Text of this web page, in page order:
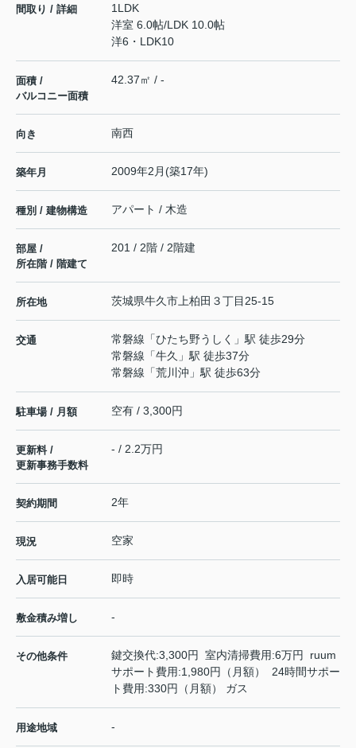
間取り / 詳細
1LDK
洋室 6.0帖/LDK 10.0帖
洋6・LDK10
面積 /
バルコニー面積
42.37㎡ / -
向き 南西
築年月 2009年2月(築17年)
種別 / 建物構造 アパート / 木造
部屋 /
所在階 / 階建て
201 / 2階 / 2階建
所在地 茨城県牛久市 上柏田 ３丁目25-15
交通 常磐線 「ひたち野うしく
」駅 徒歩29分
常磐線 「牛久 」駅 徒歩37分
常磐線 「荒川沖 」駅 徒歩63分
駐車場 / 月額 空有 / 3,300円
更新料 /
更新事務手数料
- / 2.2万円
契約期間 2年
現況 空家
入居可能日 即時
敷金積み増し -
その他条件
鍵交換代:3,300円 室内清掃費用:6万円 ruum
サポート費用:1,980円（月額） 24時間サポー
ト費用:330円（月額） ガス
用途地域 -